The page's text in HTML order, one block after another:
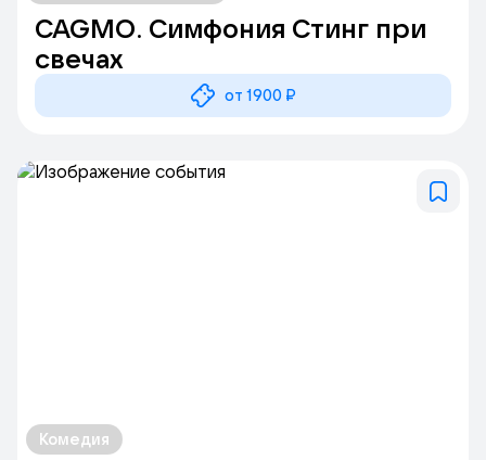
CAGMO. Симфония Стинг при
свечах
от 1900 ₽
Комедия